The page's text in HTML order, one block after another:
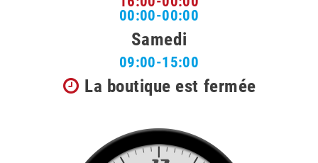
00:00-00:00
Samedi
09:00-15:00
La boutique est fermée